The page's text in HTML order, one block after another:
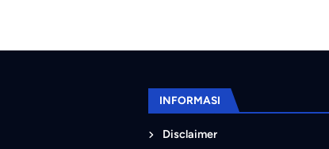
INFORMASI
Disclaimer